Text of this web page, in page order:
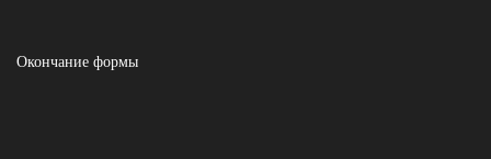
Окончание формы